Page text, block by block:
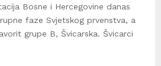
Bosne i Hercegovine danas
faze Svjetskog prvenstva, a
grupe B, Švicarska. Švicarci